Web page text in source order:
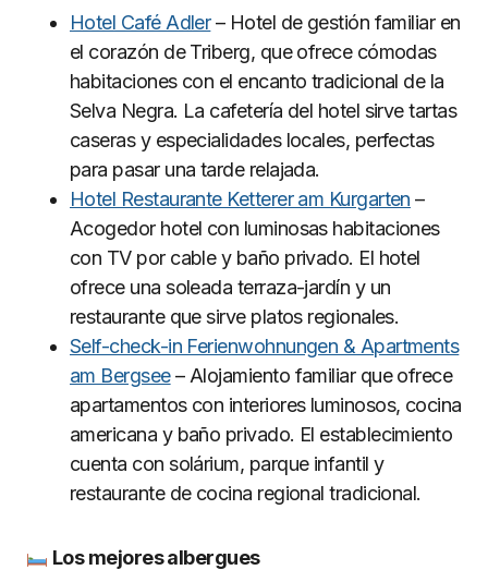
Hotel Café Adler– Hotel de gestión familiar en
el corazón de Triberg, que ofrece cómodas
habitaciones con el encanto tradicional de la
Selva Negra. La cafetería del hotel sirve tartas
caseras y especialidades locales, perfectas
para pasar una tarde relajada.
Hotel Restaurante Ketterer am Kurgarten –
Acogedor hotel con luminosas habitaciones
con TV por cable y baño privado. El hotel
ofrece una soleada terraza-jardín y un
restaurante que sirve platos regionales.
Self-check-in Ferienwohnungen & Apartments
am Bergsee– Alojamiento familiar que ofrece
apartamentos con interiores luminosos, cocina
americana y baño privado. El establecimiento
cuenta con solárium, parque infantil y
restaurante de cocina regional tradicional.
Los mejores albergues